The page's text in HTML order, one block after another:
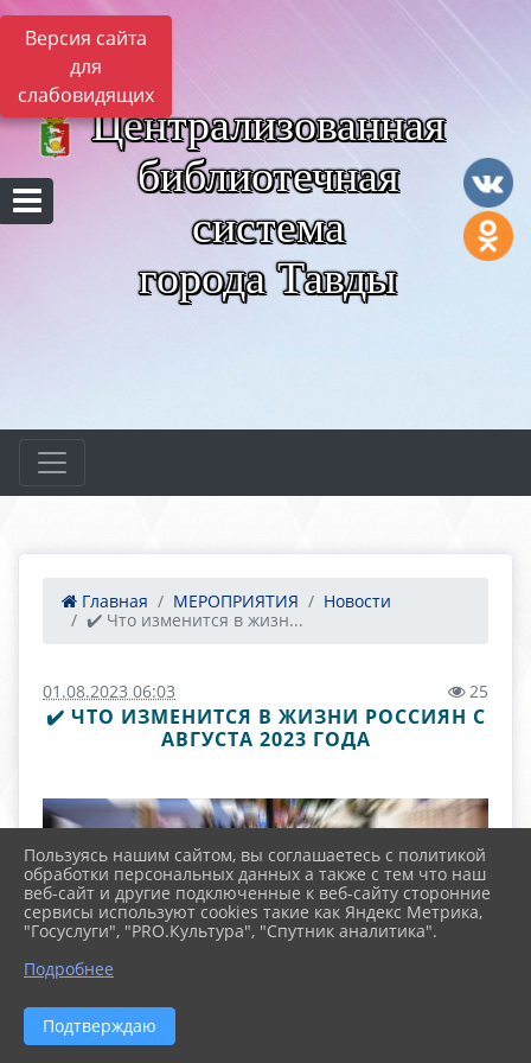
Версия сайта
для
слабовидящих
Централизованная
библиотечная
система
города Тавды
Главная МЕРОПРИЯТИЯ
Новости
✔️ Что изменится в жизн...
01.08.2023 06:03 25
✔️ ЧТО ИЗМЕНИТСЯ В ЖИЗНИ РОССИЯН С
АВГУСТА 2023 ГОДА
Пользуясь нашим сайтом, вы соглашаетесь с политикой
обработки персональных данных а также с тем что наш
веб-сайт и другие подключенные к веб-сайту сторонние
сервисы используют cookies такие как Яндекс Метрика,
"Госуслуги", "PRO.Культура", "Спутник аналитика".
Подробнее
Подтверждаю